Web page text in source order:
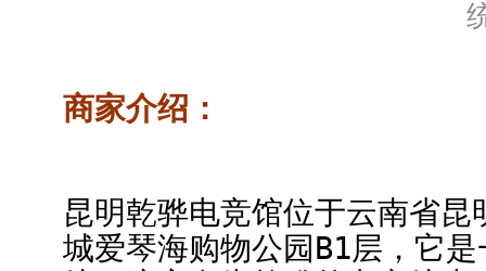
商家介绍：
昆明乾骅电竞馆位于云南省
城爱琴海购物公园B1层，它